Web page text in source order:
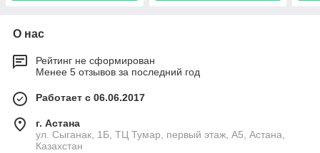
О нас
Рейтинг не сформирован
Менее 5 отзывов за последний год
Работает с 06.06.2017
г. Астана
ул. Сыганак, 1Б, ТЦ Тумар, первый этаж, А5, Астана,
Казахстан